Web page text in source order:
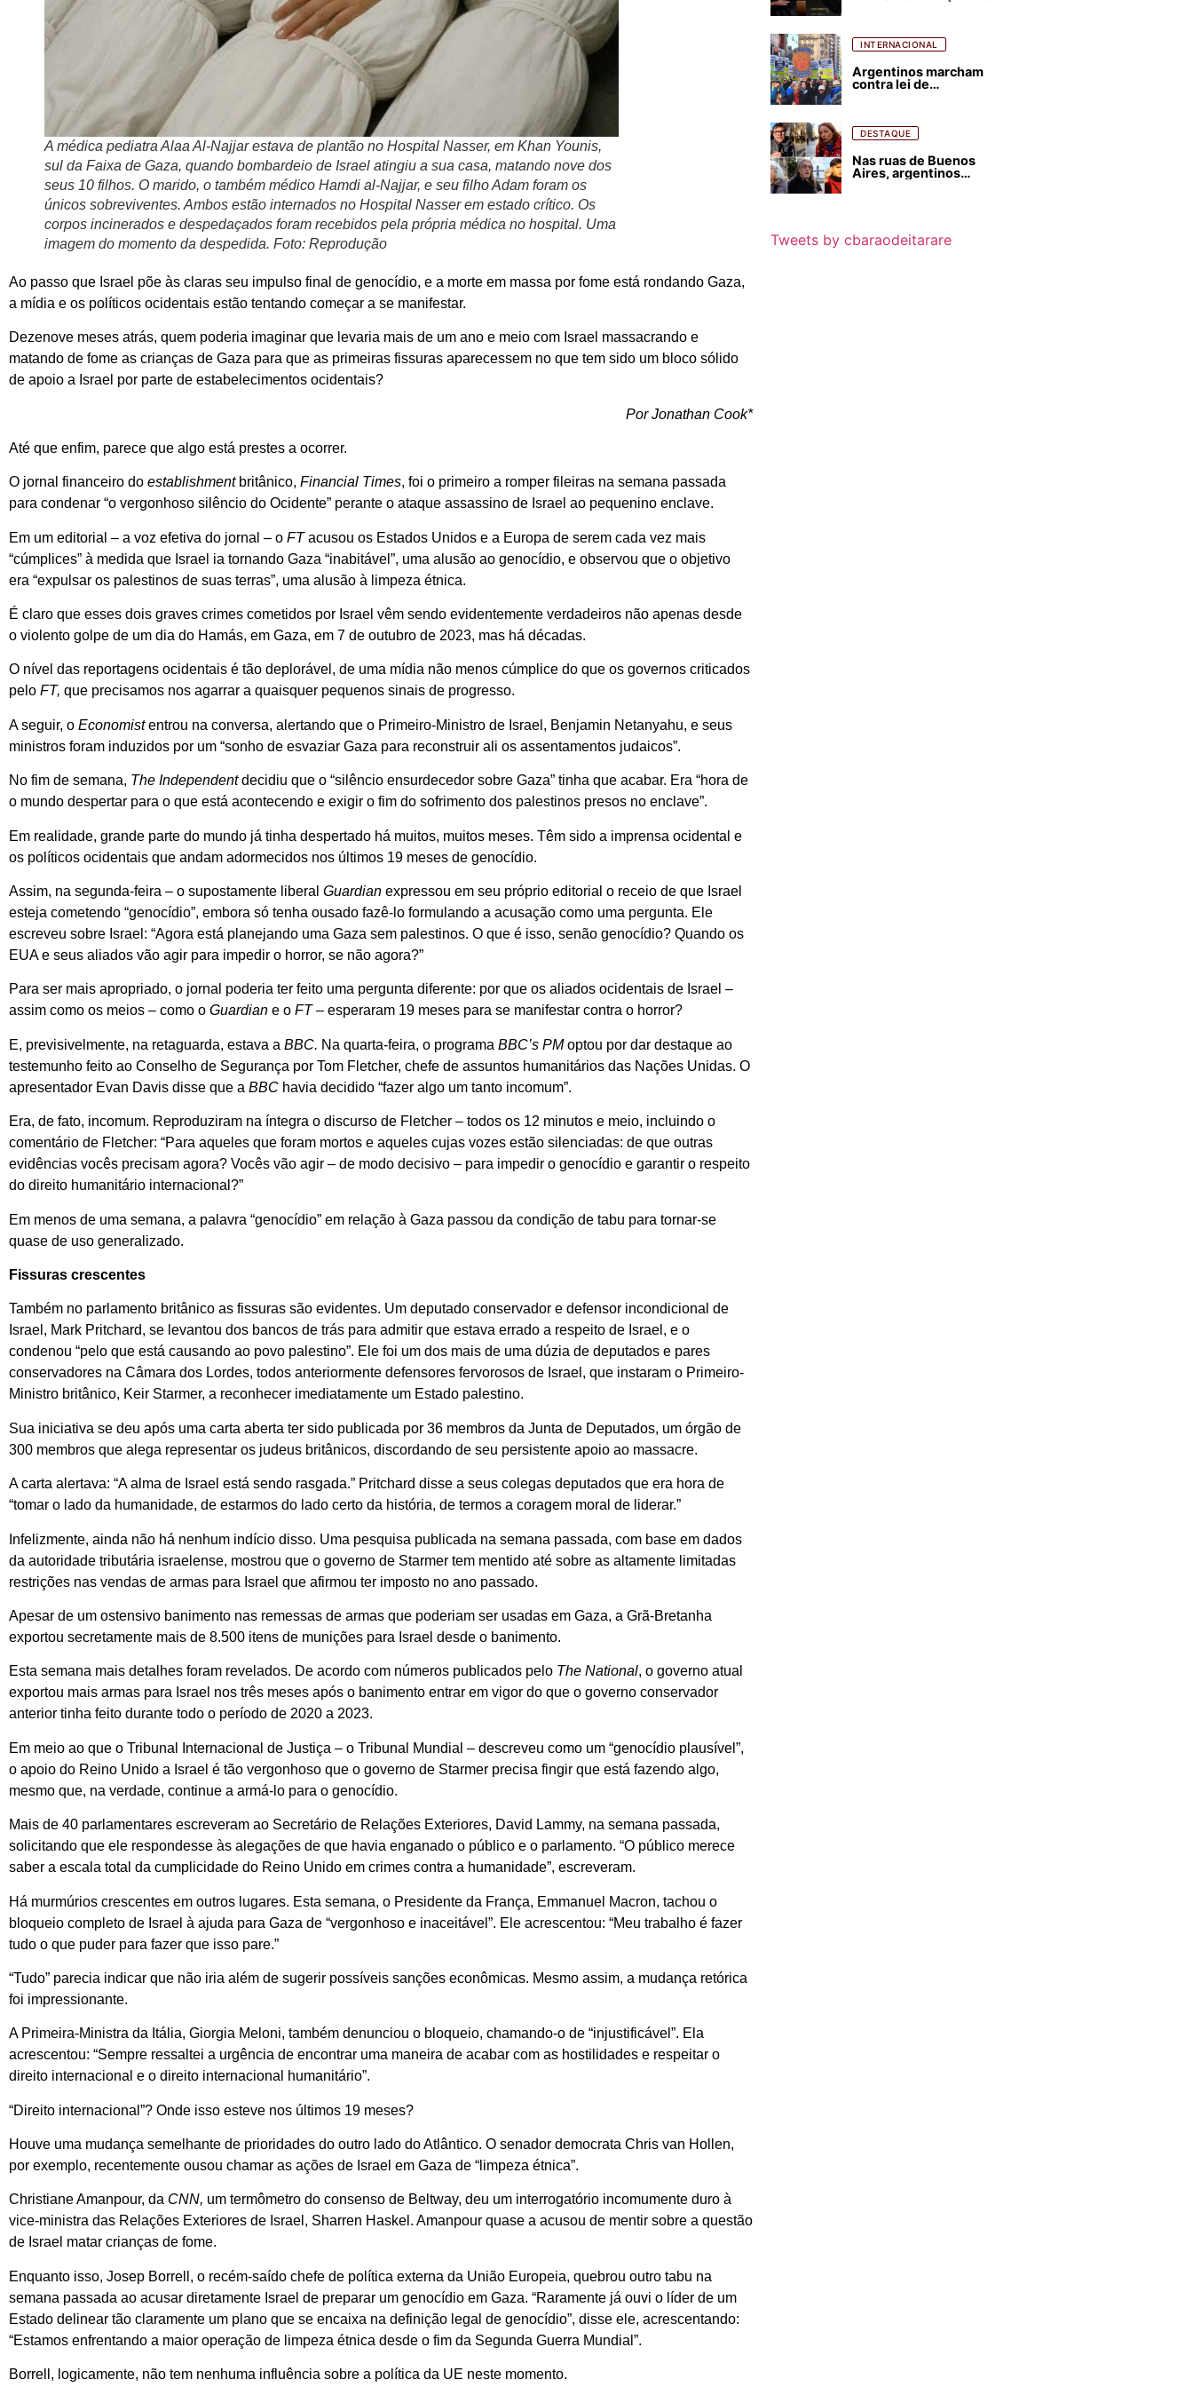
A médica pediatra Alaa Al-Najjar estava de plantão no Hospital Nasser, em Khan Younis,
sul da Faixa de Gaza, quando bombardeio de Israel atingiu a sua casa, matando nove dos
seus 10 filhos. O marido, o também médico Hamdi al-Najjar, e seu filho Adam foram os
únicos sobreviventes. Ambos estão internados no Hospital Nasser em estado crítico. Os
corpos incinerados e despedaçados foram recebidos pela própria médica no hospital. Uma
imagem do momento da despedida. Foto: Reprodução
Ao passo que Israel põe às claras seu impulso final de genocídio, e a morte em massa por fome está rondando Gaza,
a mídia e os políticos ocidentais estão tentando começar a se manifestar.
Dezenove meses atrás, quem poderia imaginar que levaria mais de um ano e meio com Israel massacrando e
matando de fome as crianças de Gaza para que as primeiras fissuras aparecessem no que tem sido um bloco sólido
de apoio a Israel por parte de estabelecimentos ocidentais?
Por Jonathan Cook*
Até que enfim, parece que algo está prestes a ocorrer.
O jornal financeiro do establishmentbritânico, Financial Times, foi o primeiro a romper fileiras na semana passada
para condenar “o vergonhoso silêncio do Ocidente” perante o ataque assassino de Israel ao pequenino enclave.
Em um editorial – a voz efetiva do jornal – o FTacusou os Estados Unidos e a Europa de serem cada vez mais
“cúmplices” à medida que Israel ia tornando Gaza “inabitável”, uma alusão ao genocídio, e observou que o objetivo
era “expulsar os palestinos de suas terras”, uma alusão à limpeza étnica.
É claro que esses dois graves crimes cometidos por Israel vêm sendo evidentemente verdadeiros não apenas desde
o violento golpe de um dia do Hamás, em Gaza, em 7 de outubro de 2023, mas há décadas.
O nível das reportagens ocidentais é tão deplorável, de uma mídia não menos cúmplice do que os governos criticados
pelo FT, que precisamos nos agarrar a quaisquer pequenos sinais de progresso.
A seguir, o Economistentrou na conversa, alertando que o Primeiro-Ministro de Israel, Benjamin Netanyahu, e seus
ministros foram induzidos por um “sonho de esvaziar Gaza para reconstruir ali os assentamentos judaicos”.
No fim de semana, The Independentdecidiu que o “silêncio ensurdecedor sobre Gaza” tinha que acabar. Era “hora de
o mundo despertar para o que está acontecendo e exigir o fim do sofrimento dos palestinos presos no enclave”.
Em realidade, grande parte do mundo já tinha despertado há muitos, muitos meses. Têm sido a imprensa ocidental e
os políticos ocidentais que andam adormecidos nos últimos 19 meses de genocídio.
Assim, na segunda-feira – o supostamente liberal Guardian expressou em seu próprio editorial o receio de que Israel
esteja cometendo “genocídio”, embora só tenha ousado fazê-lo formulando a acusação como uma pergunta. Ele
escreveu sobre Israel: “Agora está planejando uma Gaza sem palestinos. O que é isso, senão genocídio? Quando os
EUA e seus aliados vão agir para impedir o horror, se não agora?”
Para ser mais apropriado, o jornal poderia ter feito uma pergunta diferente: por que os aliados ocidentais de Israel –
assim como os meios – como o Guardian e o FT– esperaram 19 meses para se manifestar contra o horror?
E, previsivelmente, na retaguarda, estava a BBC. Na quarta-feira, o programa BBC’s PMoptou por dar destaque ao
testemunho feito ao Conselho de Segurança por Tom Fletcher, chefe de assuntos humanitários das Nações Unidas. O
apresentador Evan Davis disse que a BBC havia decidido “fazer algo um tanto incomum”.
Era, de fato, incomum. Reproduziram na íntegra o discurso de Fletcher – todos os 12 minutos e meio, incluindo o
comentário de Fletcher: “Para aqueles que foram mortos e aqueles cujas vozes estão silenciadas: de que outras
evidências vocês precisam agora? Vocês vão agir – de modo decisivo – para impedir o genocídio e garantir o respeito
do direito humanitário internacional?”
Em menos de uma semana, a palavra “genocídio” em relação à Gaza passou da condição de tabu para tornar-se
quase de uso generalizado.
Fissuras crescentes
Também no parlamento britânico as fissuras são evidentes. Um deputado conservador e defensor incondicional de
Israel, Mark Pritchard, se levantou dos bancos de trás para admitir que estava errado a respeito de Israel, e o
condenou “pelo que está causando ao povo palestino”. Ele foi um dos mais de uma dúzia de deputados e pares
conservadores na Câmara dos Lordes, todos anteriormente defensores fervorosos de Israel, que instaram o Primeiro-
Ministro britânico, Keir Starmer, a reconhecer imediatamente um Estado palestino.
Sua iniciativa se deu após uma carta aberta ter sido publicada por 36 membros da Junta de Deputados, um órgão de
300 membros que alega representar os judeus britânicos, discordando de seu persistente apoio ao massacre.
A carta alertava: “A alma de Israel está sendo rasgada.” Pritchard disse a seus colegas deputados que era hora de
“tomar o lado da humanidade, de estarmos do lado certo da história, de termos a coragem moral de liderar.”
Infelizmente, ainda não há nenhum indício disso. Uma pesquisa publicada na semana passada, com base em dados
da autoridade tributária israelense, mostrou que o governo de Starmer tem mentido até sobre as altamente limitadas
restrições nas vendas de armas para Israel que afirmou ter imposto no ano passado.
Apesar de um ostensivo banimento nas remessas de armas que poderiam ser usadas em Gaza, a Grã-Bretanha
exportou secretamente mais de 8.500 itens de munições para Israel desde o banimento.
Esta semana mais detalhes foram revelados. De acordo com números publicados pelo The National, o governo atual
exportou mais armas para Israel nos três meses após o banimento entrar em vigor do que o governo conservador
anterior tinha feito durante todo o período de 2020 a 2023.
Em meio ao que o Tribunal Internacional de Justiça – o Tribunal Mundial – descreveu como um “genocídio plausível”,
o apoio do Reino Unido a Israel é tão vergonhoso que o governo de Starmer precisa fingir que está fazendo algo,
mesmo que, na verdade, continue a armá-lo para o genocídio.
Mais de 40 parlamentares escreveram ao Secretário de Relações Exteriores, David Lammy, na semana passada,
solicitando que ele respondesse às alegações de que havia enganado o público e o parlamento. “O público merece
saber a escala total da cumplicidade do Reino Unido em crimes contra a humanidade”, escreveram.
Há murmúrios crescentes em outros lugares. Esta semana, o Presidente da França, Emmanuel Macron, tachou o
bloqueio completo de Israel à ajuda para Gaza de “vergonhoso e inaceitável”. Ele acrescentou: “Meu trabalho é fazer
tudo o que puder para fazer que isso pare.”
“Tudo” parecia indicar que não iria além de sugerir possíveis sanções econômicas. Mesmo assim, a mudança retórica
foi impressionante.
A Primeira-Ministra da Itália, Giorgia Meloni, também denunciou o bloqueio, chamando-o de “injustificável”. Ela
acrescentou: “Sempre ressaltei a urgência de encontrar uma maneira de acabar com as hostilidades e respeitar o
direito internacional e o direito internacional humanitário”.
“Direito internacional”? Onde isso esteve nos últimos 19 meses?
Houve uma mudança semelhante de prioridades do outro lado do Atlântico. O senador democrata Chris van Hollen,
por exemplo, recentemente ousou chamar as ações de Israel em Gaza de “limpeza étnica”.
Christiane Amanpour, da CNN, um termômetro do consenso de Beltway, deu um interrogatório incomumente duro à
vice-ministra das Relações Exteriores de Israel, Sharren Haskel. Amanpour quase a acusou de mentir sobre a questão
de Israel matar crianças de fome.
Enquanto isso, Josep Borrell, o recém-saído chefe de política externa da União Europeia, quebrou outro tabu na
semana passada ao acusar diretamente Israel de preparar um genocídio em Gaza. “Raramente já ouvi o líder de um
Estado delinear tão claramente um plano que se encaixa na definição legal de genocídio”, disse ele, acrescentando:
“Estamos enfrentando a maior operação de limpeza étnica desde o fim da Segunda Guerra Mundial”.
Borrell, logicamente, não tem nenhuma influência sobre a política da UE neste momento.
INTERNACIONAL
Argentinos marcham
contra lei de
florestais
DESTAQUE
Nas ruas de Buenos
Aires, argentinos
Tweets by cbaraodeitarare